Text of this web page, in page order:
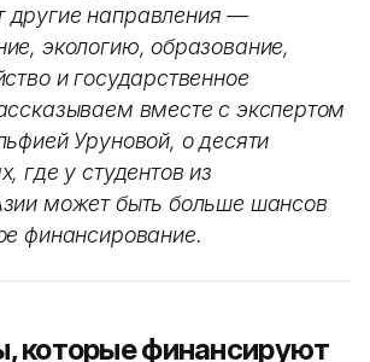
направления —
экологию, образование,
и государственное
вместе с экспертом
Уруновой, о десяти
где у студентов из
может быть больше шансов
финансирование.
которые финансируют